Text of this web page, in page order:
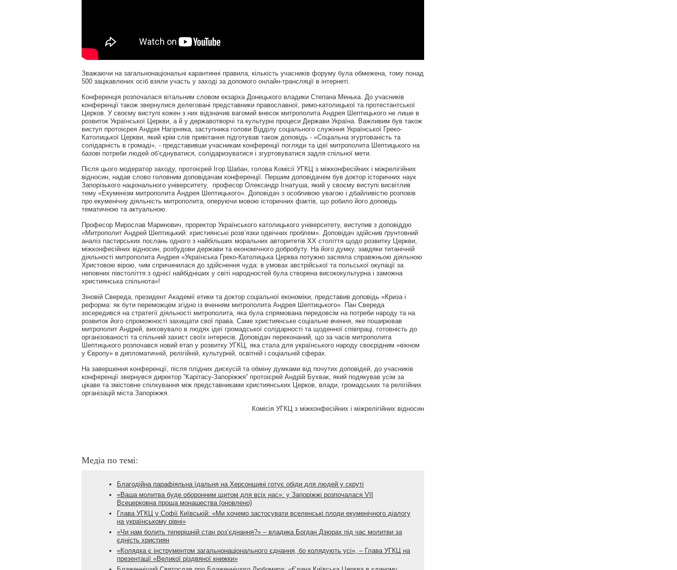
Зважаючи на загальнонаціональні карантинні правила, кількість учасників форуму була обмежена, тому понад
500 зацікавлених осіб взяли участь у заході за допомого онлайн-трансляції в інтернеті.
Конференція розпочалася вітальним словом екзарха Донецького владики Степана Менька. До учасників
конференції також звернулися делеговані представники православної, римо-католицької та протестантської
Церков. У своєму виступі кожен з них відзначив вагомий внесок митрополита Андрея Шептицького не лише в
розвиток Української Церкви, а й у державотворчі та культурні процеси Держави Україна. Важливим був також
виступ протоієрея Андрія Нагірняка, заступника голови Відділу соціального служіння Української Греко-
Католицької Церкви, який крім слів привітання підготував також доповідь - «Соціальна згуртованість та
солідарність в громаді», - представивши учасникам конференції погляди та ідеї митрополита Шептицького на
базові потреби людей об’єднуватися, солідаризуватися і згуртовуватися задля спільної мети.
Після цього модератор заходу, протоієрей Ігор Шабан, голова Комісії УГКЦ з міжконфесійних і міжрелігійних
відносин, надав слово головним доповідачам конференції. Першим доповідачем був доктор історичних наук
Запорізького національного університету, професор Олександр Ігнатуша, який у своєму виступі висвітлив
тему «Екуменізм митрополита Андрея Шептицького». Доповідач з особливою увагою і дбайливістю розповів
про екуменічну діяльність митрополита, оперуючи мовою історичних фактів, що робило його доповідь
тематичною та актуальною.
Професор Мирослав Маринович, проректор Українського католицького університету, виступив з доповіддю
«Митрополит Андрей Шептицький: християнські розв’язки одвічних проблем». Доповідач здійснив ґрунтовний
аналіз пастирських послань одного з найбільших моральних авторитетів XX століття щодо розвитку Церкви,
міжконфесійних відносин, розбудови держави та економічного добробуту. На його думку, завдяки титанічній
діяльності митрополита Андрея «Українська Греко-Католицька Церква потужно засяяла справжньою діяльною
Христовою вірою, чим спричинилася до здійснення чуда: в умовах австрійської та польської окупації за
неповних півстоліття з однієї найбідніших у світі народностей була створена висококультурна і заможна
християнська спільнота»!
Зіновій Свереда, президент Академії етики та доктор соціальної економіки, представив доповідь «Криза і
реформа: як бути переможцем згідно із вченням митрополита Андрея Шептицького». Пан Свереда
зосередився на стратегії діяльності митрополита, яка була спрямована передовсім на потреби народу та на
розвиток його спроможності захищати свої права. Саме християнське соціальне вчення, яке поширював
митрополит Андрей, виховувало в людях ідеї громадської солідарності та щоденної співпраці, готовність до
організованості та спільний захист своїх інтересів. Доповідач переконаний, що за часів митрополита
Шептицького розпочався новий етап у розвитку УГКЦ, яка стала для українського народу своєрідним «вікном
у Європу» в дипломатичній, релігійній, культурній, освітній і соціальній сферах.
На завершення конференції, після плідних дискусій та обміну думками від почутих доповідей, до учасників
конференції звернувся директор ”Карітасу-Запоріжжя” протоієрей Андрій Бухвак, який подякував усім за
цікаве та змістовне спілкування між представниками християнських Церков, влади, громадських та релігійних
організацій міста Запоріжжя.
Комісія УГКЦ з міжконфесійних і міжрелігійних відносин
Медіа по темі:
Благодійна парафіяльна їдальня на Херсонщині готує обіди для людей у скруті
«Ваша молитва буде оборонним щитом для всіх нас»: у Запоріжжі розпочалася VII
Всецерковна проща монашества (оновлено)
Глава УГКЦ у Софії Київській: «Ми хочемо застосувати вселенські плоди екуменічного діалогу
на українському рівні»
«Чи нам болить теперішній стан роз’єднання?» – владика Богдан Дзюрах під час молитви за
єдність християн
«Колядка є інструментом загальнонаціонального єднання, бо колядують усі», – Глава УГКЦ на
презентації «Великої різдвяної книжки»